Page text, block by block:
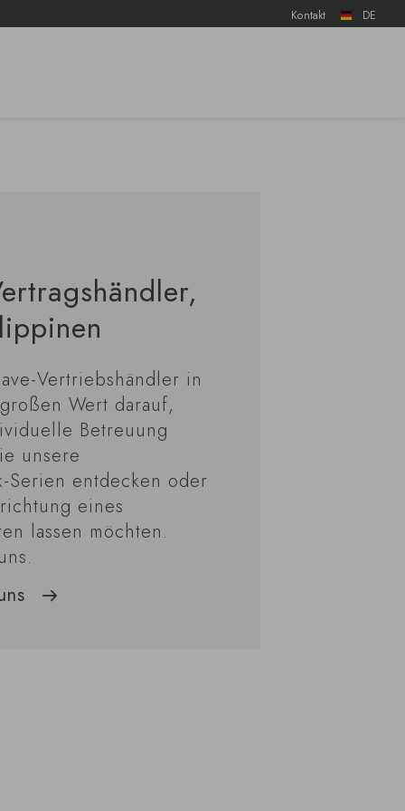
Kontakt DE
Vertriebshändler in
Wert darauf,
Betreuung
unsere
Serien entdecken oder
eines
lassen möchten.